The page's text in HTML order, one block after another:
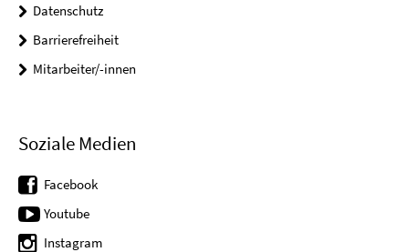
Datenschutz
Barrierefreiheit
Mitarbeiter/-innen
Soziale Medien
Facebook
Youtube
Instagram